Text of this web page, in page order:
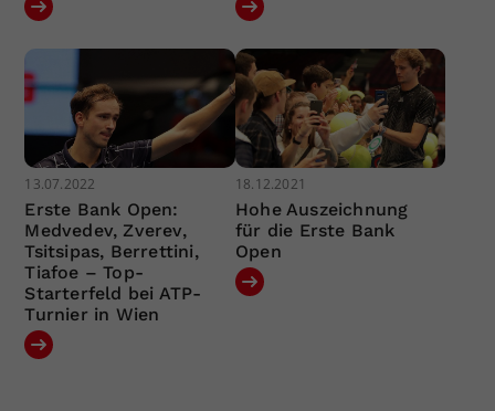
13.07.2022
Erste Bank Open:
Medvedev, Zverev,
Tsitsipas, Berrettini,
Tiafoe – Top-
Starterfeld bei ATP-
Turnier in Wien
18.12.2021
Hohe Auszeichnung
für die Erste Bank
Open